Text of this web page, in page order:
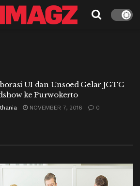
UI dan Unsoed Gelar JGTC
ke Purwokerto
NOVEMBER 7, 2016 0